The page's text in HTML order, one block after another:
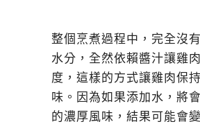
整個烹煮過程中，完全沒
水分，全然依賴醬汁讓雞
度，這樣的方式讓雞肉保
味。因為如果添加水，將
的濃厚風味，結果可能會